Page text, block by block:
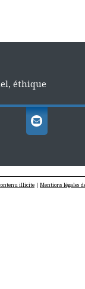
éthique
illicite | Mentions légales